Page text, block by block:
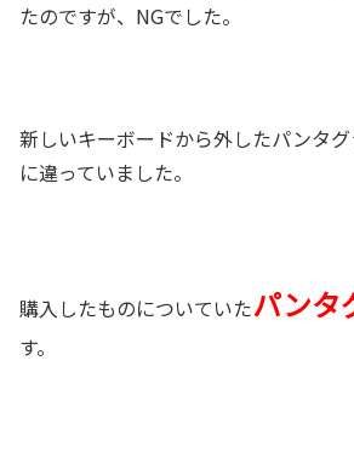
たのですが、NGでした。
新しいキーボードから外したパンタ
に違っていました。
購入したものについていたパンタ
す。